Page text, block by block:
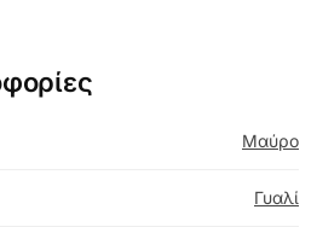
Μαύρο
Γυαλί